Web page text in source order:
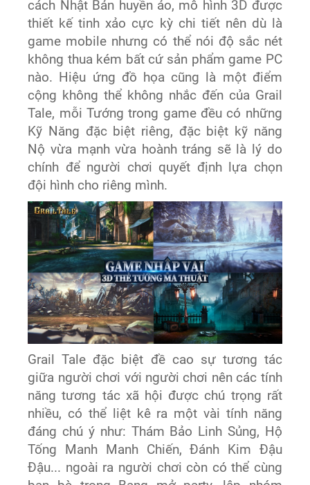
cách Nhật Bản huyền ảo, mô hình 3D được
thiết kế tinh xảo cực kỳ chi tiết nên dù là
game mobile nhưng có thể nói độ sắc nét
không thua kém bất cứ sản phẩm game PC
nào. Hiệu ứng đồ họa cũng là một điểm
cộng không thể không nhắc đến của Grail
Tale, mỗi Tướng trong game đều có những
Kỹ Năng đặc biệt riêng, đặc biệt kỹ năng
Nộ vừa mạnh vừa hoành tráng sẽ là lý do
chính để người chơi quyết định lựa chọn
đội hình cho riêng mình.
Grail Tale đặc biệt đề cao sự tương tác
giữa người chơi với người chơi nên các tính
năng tương tác xã hội được chú trọng rất
nhiều, có thể liệt kê ra một vài tính năng
đáng chú ý như: Thám Bảo Linh Sủng, Hộ
Tống Manh Manh Chiến, Đánh Kim Đậu
Đậu... ngoài ra người chơi còn có thể cùng